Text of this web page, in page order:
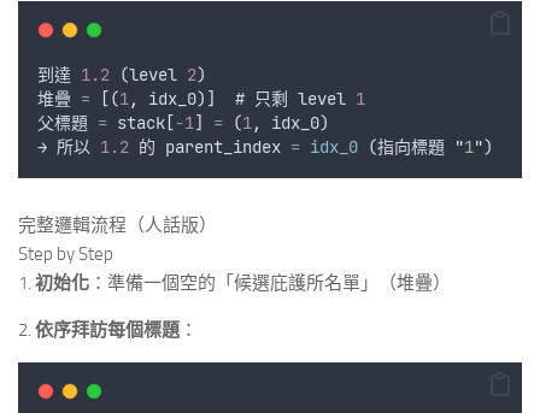
到達 1.2 (level 2)
堆疊 = [(1, idx_0)]  # 只剩 level 1
父標題 = stack [ -1] = (1, idx_0)
→ 所以 1.2 的 parent_index = idx_0 (指向標題 "1")
完整邏輯流程（人話版）
Step by Step
1. 初始化 ：準備一個空的「候選庇護所名單」（堆疊）
2. 依序拜訪每個標題 ：